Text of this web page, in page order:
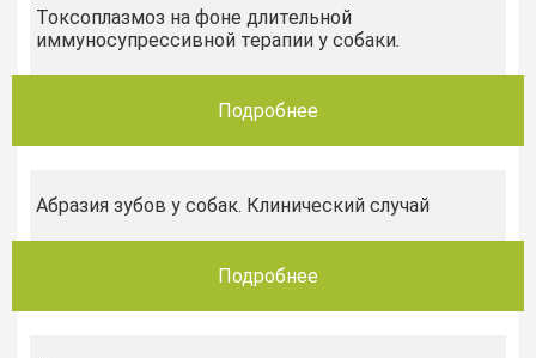
Токсоплазмоз на фоне длительной
иммуносупрессивной терапии у собаки.
Подробнее
Абразия зубов у собак. Клинический случай
Подробнее